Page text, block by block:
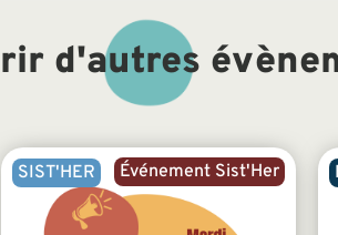
d'autres
Événement Sist'Her
SIST'HER